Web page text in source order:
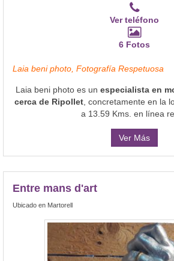
Ver teléfono
6 Fotos
Laia beni photo, Fotografía Respetuosa
Laia beni photo es un especialista en
cerca de Ripollet, concretamente en la
a 13.59 Kms. en línea
Ver Más
Entre mans d'art
Ubicado en Martorell